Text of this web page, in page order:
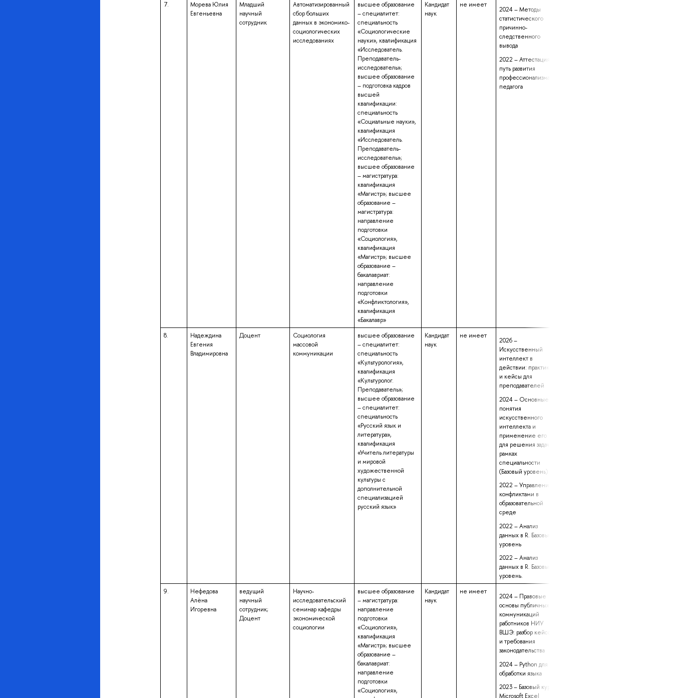
7.
Морева Юлия
Евгеньевна
Младший
научный
сотрудник
Автоматизированный
сбор больших
данных в экономико-
социологических
исследованиях
высшее образование
– специалитет:
специальность
«Социологические
науки», квалификация
«Исследователь.
Преподаватель-
исследователь»;
высшее образование
– подготовка кадров
высшей
квалификации:
специальность
«Социальные науки»,
квалификация
«Исследователь.
Преподаватель-
исследователь»;
высшее образование
– магистратура:
квалификация
«Магистр»; высшее
образование –
магистратура:
направление
подготовки
«Социология»,
квалификация
«Магистр»; высшее
образование –
бакалавриат:
направление
подготовки
«Конфликтология»,
квалификация
«Бакалавр»
Кандидат
наук
не имеет
2024 – Методы
статистического
причинно-
следственного
вывода
2022 – Аттестация -
путь развития
профессионализма
педагога
8.
Надеждина
Евгения
Владимировна
Доцент
Социология
массовой
коммуникации
высшее образование
– специалитет:
специальность
«Культурология»,
квалификация
«Культуролог.
Преподаватель»;
высшее образование
– специалитет:
специальность
«Русский язык и
литература»,
квалификация
«Учитель литературы
и мировой
художественной
культуры с
дополнительной
специализацией
русский язык»
Кандидат
наук
не имеет
2026 –
Искусственный
интеллект в
действии: практика
и кейсы для
преподавателей
2024 – Основные
понятия
искусственного
интеллекта и
применение его
для решения задач в
рамках
специальности
(Базовый уровень)
2022 – Управление
конфликтами в
образовательной
среде
2022 – Анализ
данных в R. Базовый
уровень
2022 – Анализ
данных в R. Базовый
уровень.
9.
Нефедова
Алёна
Игоревна
ведущий
научный
сотрудник;
Доцент
Научно-
исследовательский
семинар кафедры
экономической
социологии
высшее образование
– магистратура:
направление
подготовки
«Социология»,
квалификация
«Магистр»; высшее
образование –
бакалавриат:
направление
подготовки
«Социология»,
Кандидат
наук
не имеет
2024 – Правовые
основы публичных
коммуникаций
работников НИУ
ВШЭ: разбор кейсов
и требования
законодательства
2024 – Python для
обработки языка
2023 – Базовый курс
Microsoft Excel